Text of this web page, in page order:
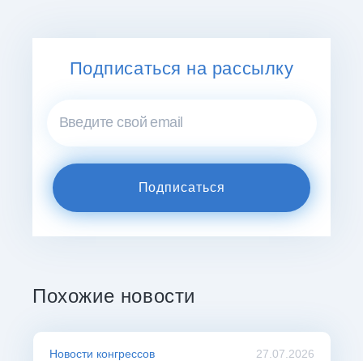
Подписаться на рассылку
Подписаться
Похожие новости
Новости конгрессов 27.07.2026